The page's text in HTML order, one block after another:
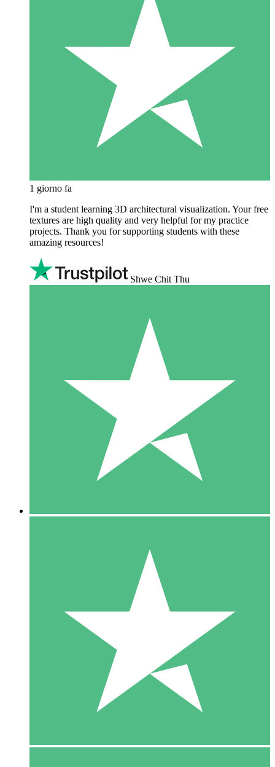
1 giorno fa
I'm a student learning 3D architectural visualization. Your free
textures are high quality and very helpful for my practice
projects. Thank you for supporting students with these
amazing resources!
Shwe Chit Thu